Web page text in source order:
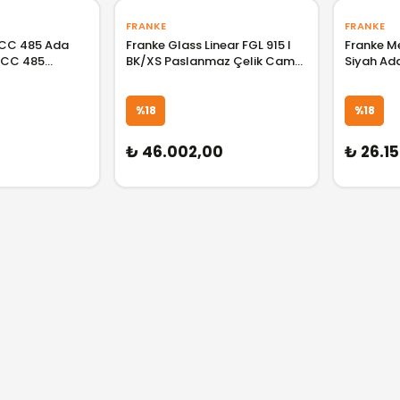
485 Ada
485
FRANKE
Franke Glass Linear FGL 915 I
BK/XS Paslanmaz Çelik Cam
325.0518.790 F325.0518.790
%18
₺ 46.002,00
FRANKE
Franke
Siyah
%18
₺